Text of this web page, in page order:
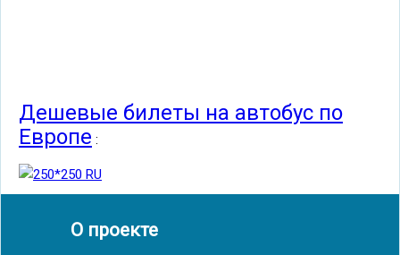
Дешевые билеты на автобус по
Европе :
О проекте